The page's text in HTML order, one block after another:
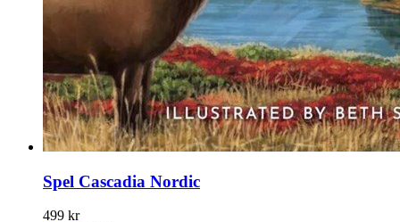
Spel Cascadia Nordic
499 kr